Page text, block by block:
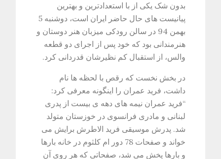
بدون شک یکی از با استعدادترین و بهترین
پیانیست های حال حاضر ایران است، دوشنبه 5
بهمن 94 در سالن رودکی میزبان هنر دوستان و
هنرمندانی بود که خود پس از اجرای دو قطعه
والس، از استقبال کم نظیرشان قدردانی کرد.
در بخش نخست که رقص با لحظه ها نام
داشت، فرید عمران را اینگونه معرفی کرد:
“فرید عمران نیمه های دهه ی بیست از پدری
لبنانی و مادری فرانسوی در خوزستان متولد
شد. پدرش موسیقی فرید الاطرش برایش می
خواند و صفحات 78 دور ام کلثوم در خانه بارها
و بارها پخش می شد، صفحاتی که هر روی آن